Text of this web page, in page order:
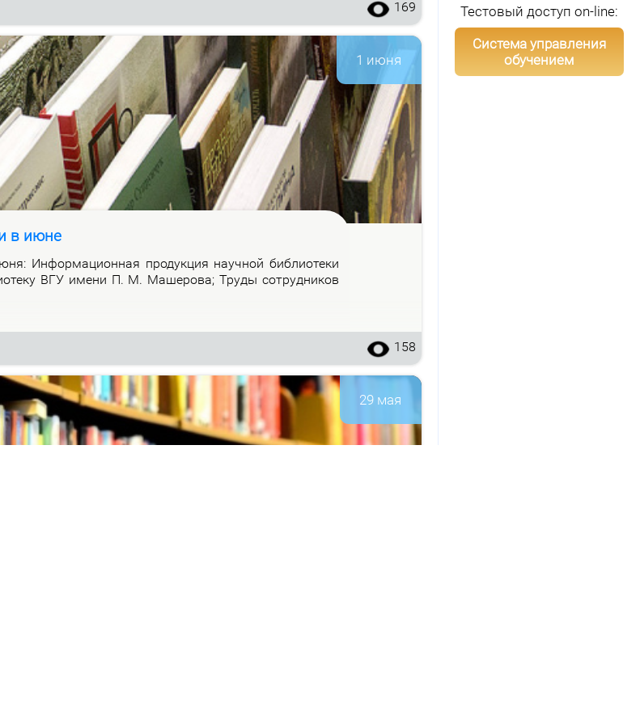
169
1 июня
в июне
Ин­фор­ма­ци­он­ная про­дук­ция на­уч­ной биб­лио­те­ки
ВГУ име­ни П. М. Ма­ше­ро­ва; Тру­ды со­труд­ни­ков
158
29 мая
Тестовый доступ on-line:
Система управления
обучением